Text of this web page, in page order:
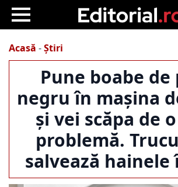
Acasă -Știri
Pune boabe de
negru în mașina
și vei scăpa de
problemă.
salvează hainele